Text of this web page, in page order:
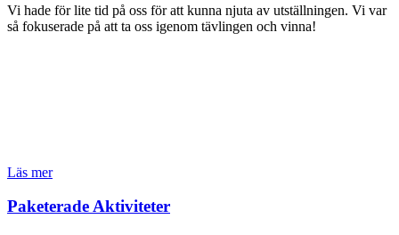
Vi hade för lite tid på oss för att kunna njuta av utställningen. Vi var
så fokuserade på att ta oss igenom tävlingen och vinna!
Läs mer
Paketerade Aktiviteter